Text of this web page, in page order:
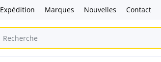
Expédition Marques Nouvelles Contact